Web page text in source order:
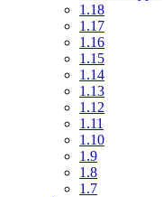
1.18
1.17
1.16
1.15
1.14
1.13
1.12
1.11
1.10
1.9
1.8
1.7